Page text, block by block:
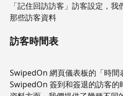
「記住回訪訪客」訪客設定，
那些訪客資料
訪客時間表
SwipedOn 網頁儀表板的「時間
SwipedOn 簽到和簽退的訪客的